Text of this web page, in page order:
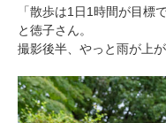
「散歩は1日1時間が目標
と徳子さん。
撮影後半、やっと雨が上